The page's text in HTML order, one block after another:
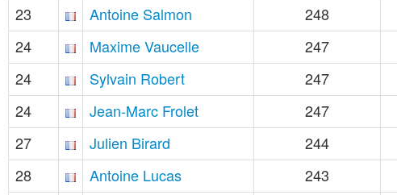
23
Antoine Salmon
248
24
Maxime Vaucelle
247
24
Sylvain Robert
247
24
Jean-Marc Frolet
247
27
Julien Birard
244
28
Antoine Lucas
243